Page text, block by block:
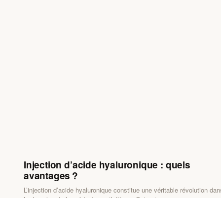
Injection d’acide hyaluronique : quels
avantages ?
L’injection d’acide hyaluronique constitue une véritable révolution